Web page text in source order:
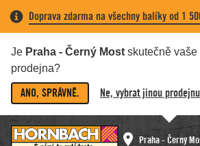
Doprava zdarma na všechny balíky od 1
Je Praha - Černý Most skutečně vaše
prodejna?
ANO, SPRÁVNĚ. Ne, vybrat jinou
Praha - Černý